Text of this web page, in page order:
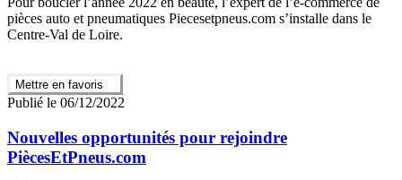
pièces auto et pneumatiques Piecesetpneus.com s’installe dans le
Centre-Val de Loire.
Mettre en favoris
Publié le 06/12/2022
Nouvelles opportunités pour rejoindre
PiècesEtPneus.com